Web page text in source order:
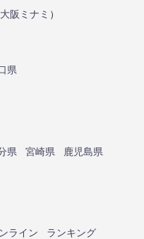
大阪ミナミ ）
県
県 宮崎県
鹿児島県
ライン ランキング